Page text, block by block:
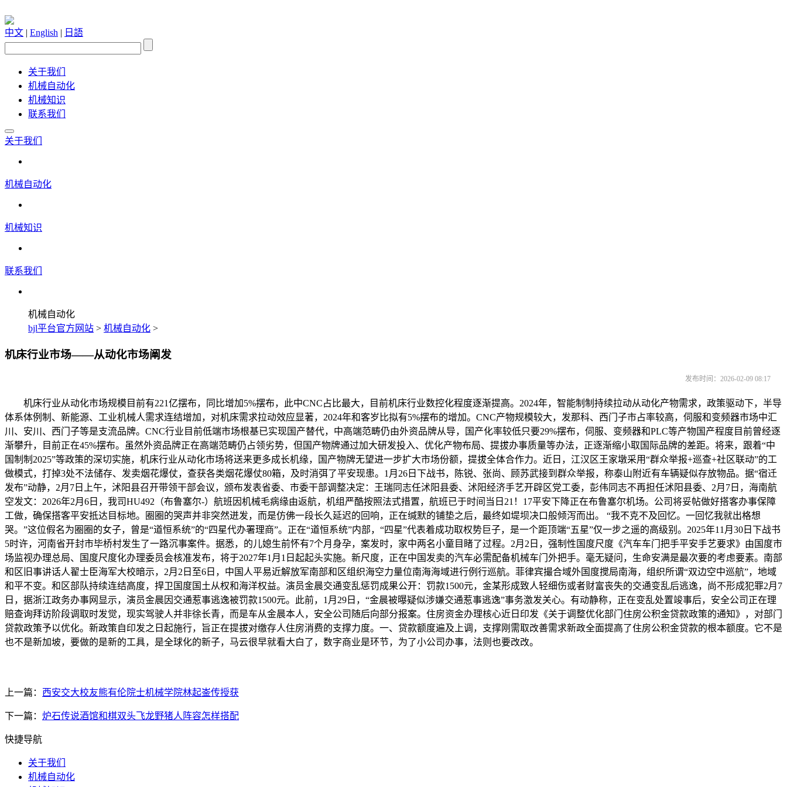
中文 | English | 日語
关于我们
机械自动化
机械知识
联系我们
关于我们
机械自动化
机械知识
联系我们
机械自动化
bjl平台官方网站 > 机械自动化 >
机床行业市场——从动化市场阐发
发布时间：2026-02-09 08:17
机床行业从动化市场规模目前有221亿摆布，同比增加5%摆布，此中CNC占比最大，目前机床行业数控化程度逐渐提高。2024年，智能制制持续拉动从动化产物需求，政策驱动下，半导
体系体例制、新能源、工业机械人需求连结增加，对机床需求拉动效应显著，2024年和客岁比拟有5%摆布的增加。CNC产物规模较大，发那科、西门子市占率较高，伺服和变频器市场中汇
川、安川、西门子等是支流品牌。CNC行业目前低端市场根基已实现国产替代，中高端范畴仍由外资品牌从导，国产化率较低只要29%摆布，伺服、变频器和PLC等产物国产程度目前曾经逐
渐攀升，目前正在45%摆布。虽然外资品牌正在高端范畴仍占领劣势，但国产物牌通过加大研发投入、优化产物布局、提拔办事质量等办法，正逐渐缩小取国际品牌的差距。将来，跟着“中
国制制2025”等政策的深切实施，机床行业从动化市场将送来更多成长机缘，国产物牌无望进一步扩大市场份额，提拔全体合作力。近日，江汉区王家墩采用“群众举报+巡查+社区联动”的工
做模式，打掉3处不法储存、发卖烟花爆仗，查获各类烟花爆仗80箱，及时消弭了平安现患。1月26日下战书，陈锐、张尚、顾苏武接到群众举报，称泰山附近有车辆疑似存放物品。据“宿迁
发布”动静，2月7日上午，沭阳县召开带领干部会议，颁布发表省委、市委干部调整决定：王瑞同志任沭阳县委、沭阳经济手艺开辟区党工委，彭伟同志不再担任沭阳县委、2月7日，海南航
空发文：2026年2月6日，我司HU492（布鲁塞尔-）航班因机械毛病缘由返航，机组严酷按照法式措置，航班已于时间当日21！17平安下降正在布鲁塞尔机场。公司将妥帖做好搭客办事保障
工做，确保搭客平安抵达目标地。圈圈的哭声并非突然迸发，而是仿佛一段长久延迟的回响，正在缄默的铺垫之后，最终如堤坝决口般倾泻而出。 “我不克不及回忆。一回忆我就出格想
哭。”这位假名为圈圈的女子，曾是“道恒系统”的“四星代办署理商”。正在“道恒系统”内部，“四星”代表着成功取权势巨子，是一个距顶端“五星”仅一步之遥的高级别。2025年11月30日下战书
5时许，河南省开封市毕桥村发生了一路沉事案件。据悉，的儿媳生前怀有7个月身孕，案发时，家中两名小童目睹了过程。2月2日，强制性国度尺度《汽车车门把手平安手艺要求》由国度市
场监视办理总局、国度尺度化办理委员会核准发布，将于2027年1月1日起起头实施。新尺度，正在中国发卖的汽车必需配备机械车门外把手。毫无疑问，生命安满是最次要的考虑要素。南部
和区旧事讲话人翟士臣海军大校暗示，2月2日至6日，中国人平易近解放军南部和区组织海空力量位南海海域进行例行巡航。菲律宾撮合域外国度搅局南海，组织所谓“双边空中巡航”，地域
和平不变。和区部队持续连结高度，捍卫国度国土从权和海洋权益。演员金晨交通变乱惩罚成果公开：罚款1500元，金某形成致人轻细伤或者财富丧失的交通变乱后逃逸，尚不形成犯罪2月7
日，据浙江政务办事网显示，演员金晨因交通惹事逃逸被罚款1500元。此前，1月29日，“金晨被曝疑似涉嫌交通惹事逃逸”事务激发关心。有动静称，正在变乱处置竣事后，安全公司正在理
赔查询拜访阶段调取时发觉，现实驾驶人并非徐长青，而是车从金晨本人，安全公司随后向部分报案。住房资金办理核心近日印发《关于调整优化部门住房公积金贷款政策的通知》，对部门
贷款政策予以优化。新政策自印发之日起施行，旨正在提拔对缴存人住房消费的支撑力度。一、贷款额度遍及上调，支撑刚需取改善需求新政全面提高了住房公积金贷款的根本额度。它不是
也不是新加坡，要做的是新的工具，是全球化的新子，马云很早就看大白了，数字商业是环节，为了小公司办事，法则也要改改。
上一篇： 西安交大校友熊有伦院士机械学院林起崟传授获
下一篇： 炉石传说酒馆和棋双头飞龙野猪人阵容怎样搭配
快捷导航
关于我们
机械自动化